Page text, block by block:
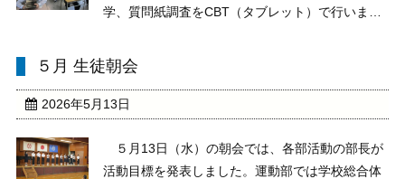
学、質問紙調査をCBT（タブレット）で行いまし
た。学力がどれくらい伸びたのか、結果を楽しみ
５月 生徒朝会
2026年5月13日
５月13日（水）の朝会では、各部活動の部長が
活動目標を発表しました。運動部では学校総合体